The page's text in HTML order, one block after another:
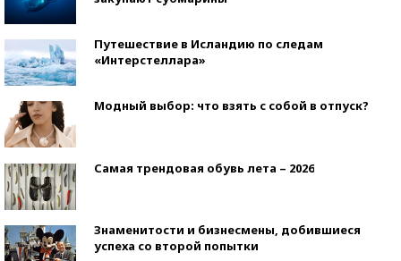
Путешествие в Исландию по следам
«Интерстеллара»
Модный выбор: что взять с собой в отпуск?
Самая трендовая обувь лета – 2026
Знаменитости и бизнесмены, добившиеся
успеха со второй попытки